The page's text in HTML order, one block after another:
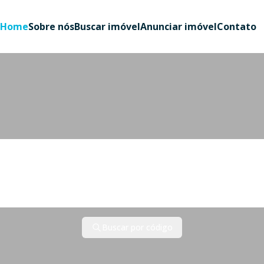
HomeSobre nósBuscar imóvelAnunciar imóvelContato